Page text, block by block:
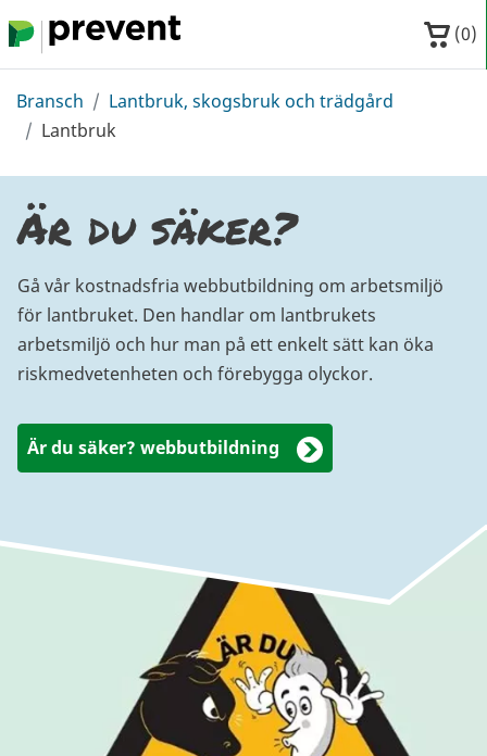
Hoppa till huvudinnehållet (0)
Bransch
Lantbruk, skogsbruk och trädgård
Lantbruk
Är du säker?
Gå vår kostnadsfria webbutbildning om arbetsmiljö
för lantbruket. Den handlar om lantbrukets
arbetsmiljö och hur man på ett enkelt sätt kan öka
riskmedvetenheten och förebygga olyckor.
Är du säker? webbutbildning